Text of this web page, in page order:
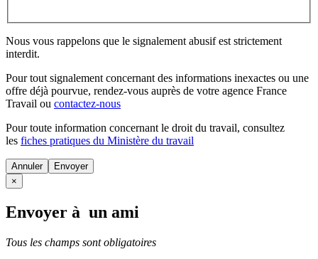
Nous vous rappelons que le signalement abusif est strictement
interdit.
Pour tout signalement concernant des informations inexactes ou une
offre déjà pourvue, rendez-vous auprès de votre agence France
Travail ou contactez-nous
Pour toute information concernant le droit du travail, consultez
les fiches pratiques du Ministère du travail
Annuler
×
Envoyer à un ami
Tous les champs sont obligatoires